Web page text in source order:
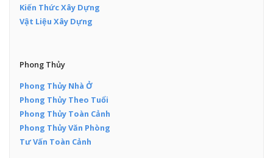
Kiến Thức Xây Dựng
Vật Liệu Xây Dựng
Phong Thủy
Phong Thủy Nhà Ở
Phong Thủy Theo Tuổi
Phong Thủy Toàn Cảnh
Phong Thủy Văn Phòng
Tư Vấn Toàn Cảnh